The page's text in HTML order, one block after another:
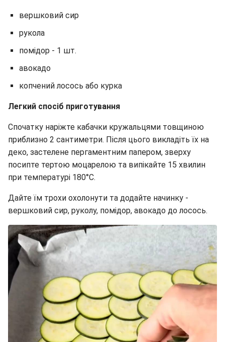
вершковий сир
рукола
помідор - 1 шт.
авокадо
копчений лосось або курка
Легкий спосіб приготування
Спочатку наріжте кабачки кружальцями товщиною
приблизно 2 сантиметри. Після цього викладіть їх на
деко, застелене пергаментним папером, зверху
посипте тертою моцарелою та випікайте 15 хвилин
при температурі 180°C.
Дайте їм трохи охолонути та додайте начинку -
вершковий сир, руколу, помідор, авокадо до лосось.